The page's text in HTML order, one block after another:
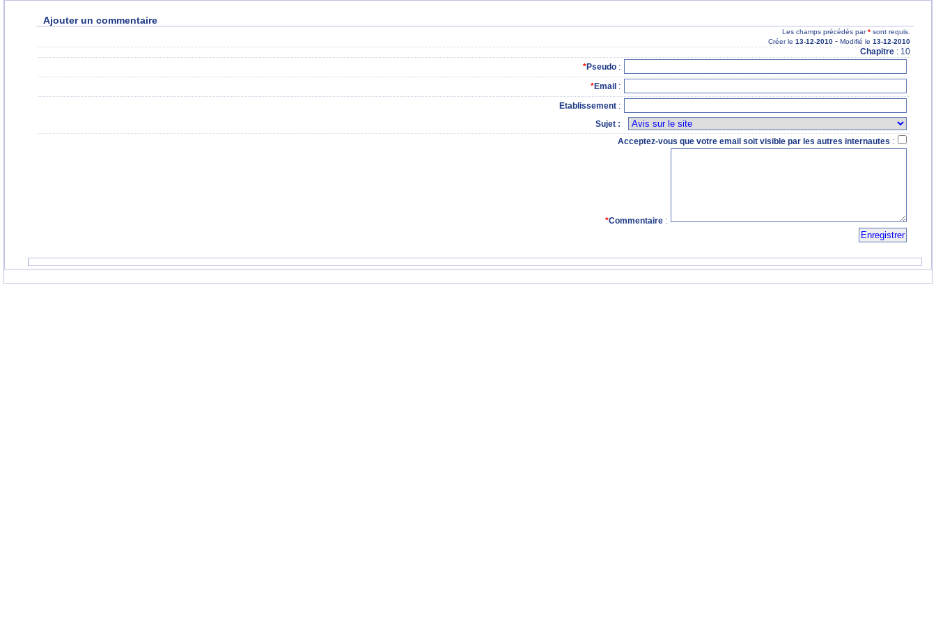
Ajouter un commentaire
Les champs précédés par* sont requis.
Créer le 13-12-2010 - Modifié le 13-12-2010
Chapitre : 10
*Pseudo :
*Email :
Etablissement :
Sujet :
Acceptez-vous que votre email soit visible par les autres internautes :
*Commentaire: